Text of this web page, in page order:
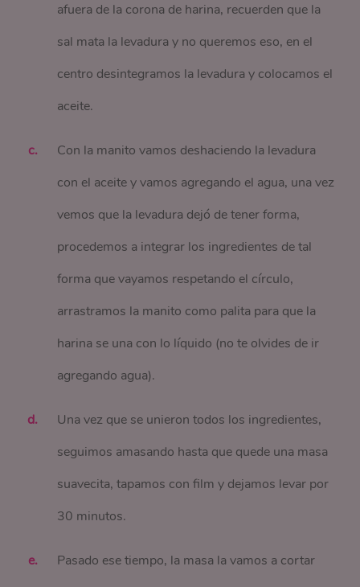
afuera de la corona de harina, recuerden que la
sal mata la levadura y no queremos eso, en el
centro desintegramos la levadura y colocamos el
aceite.
Con la manito vamos deshaciendo la levadura
con el aceite y vamos agregando el agua, una vez
vemos que la levadura dejó de tener forma,
procedemos a integrar los ingredientes de tal
forma que vayamos respetando el círculo,
arrastramos la manito como palita para que la
harina se una con lo líquido (no te olvides de ir
agregando agua).
Una vez que se unieron todos los ingredientes,
seguimos amasando hasta que quede una masa
suavecita, tapamos con film y dejamos levar por
30 minutos.
Pasado ese tiempo, la masa la vamos a cortar